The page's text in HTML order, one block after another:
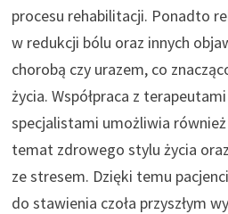
procesu rehabilitacji. Ponadto
w redukcji bólu oraz innych
chorobą czy urazem, co
życia. Współpraca z
specjalistami umożliwia
temat zdrowego stylu życia
ze stresem. Dzięki temu
do stawienia czoła przyszłym